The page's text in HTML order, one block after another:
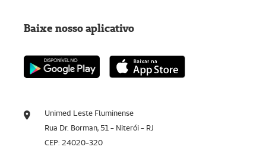
Unimed Leste Fluminense
Rua Dr. Borman, 51 - Niterói - RJ
CEP: 24020-320
Baixe nosso aplicativo